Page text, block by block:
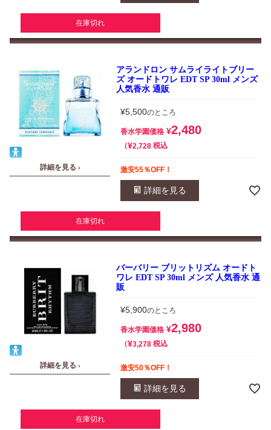
在庫切れ
詳細を見る ›
アランドロン サムライライトブリー
ズ オードトワレ EDT SP 30ml メンズ
人気香水 通販
¥5,500のところ
香水学園価格 ¥2,480
¥2,728 税込
激安55％OFF！
詳細を見る
在庫切れ
詳細を見る ›
バーバリー ブリットリズム オードト
ワレ EDT SP 30ml メンズ 人気香水 通
販
¥5,900のところ
香水学園価格 ¥2,980
¥3,278 税込
激安50％OFF！
詳細を見る
在庫切れ